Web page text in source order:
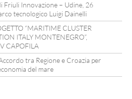
Friuli Innovazione – Udine, 26
tecnologico Luigi Dainelli
“MARITIME CLUSTER
ITALY MONTENEGRO”,
CAPOFILA
tra Regione e Croazia per
del mare